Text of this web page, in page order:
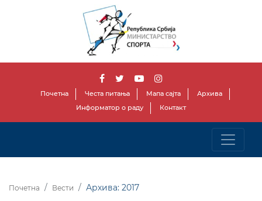
Почетна Честа питања Мапа сајта
Архива
Информатор о раду
Контакт
Почетна Вести Архива: 2017